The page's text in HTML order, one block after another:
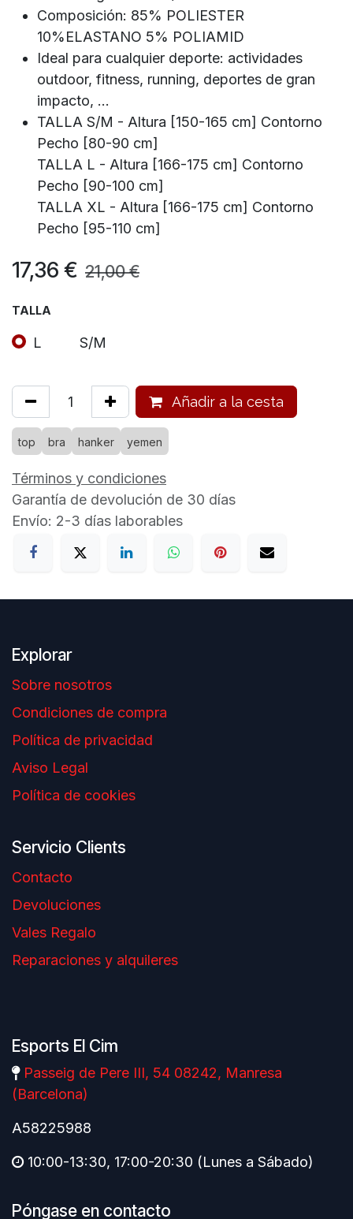
Composición: 85% POLIESTER
10%ELASTANO 5% POLIAMID
Ideal para cualquier deporte: actividades
outdoor, fitness, running, deportes de gran
impacto, ...
TALLA S/M - Altura [150-165 cm] Contorno
Pecho [80-90 cm]
TALLA L - Altura [166-175 cm] Contorno
Pecho [90-100 cm]
TALLA XL - Altura [166-175 cm] Contorno
Pecho [95-110 cm]
17,36 € 21,00€
TALLA
L S/M
Añadir a la cesta
top bra hanker yemen
Términos y condiciones
Garantía de devolución de 30 días
Envío: 2-3 días laborables
Explorar
Sobre nosotros
Condiciones de compra
Política de privacidad
Aviso Legal
Política de cookies
Servicio Clients
Contacto
Devoluciones
Vales Regalo
Reparaciones y alquileres
Esports El Cim
Passeig de Pere III, 54 08242, Manresa
(Barcelona)
A58225988
10:00-13:30, 17:00-20:30 (Lunes a Sábado)
Póngase en contacto